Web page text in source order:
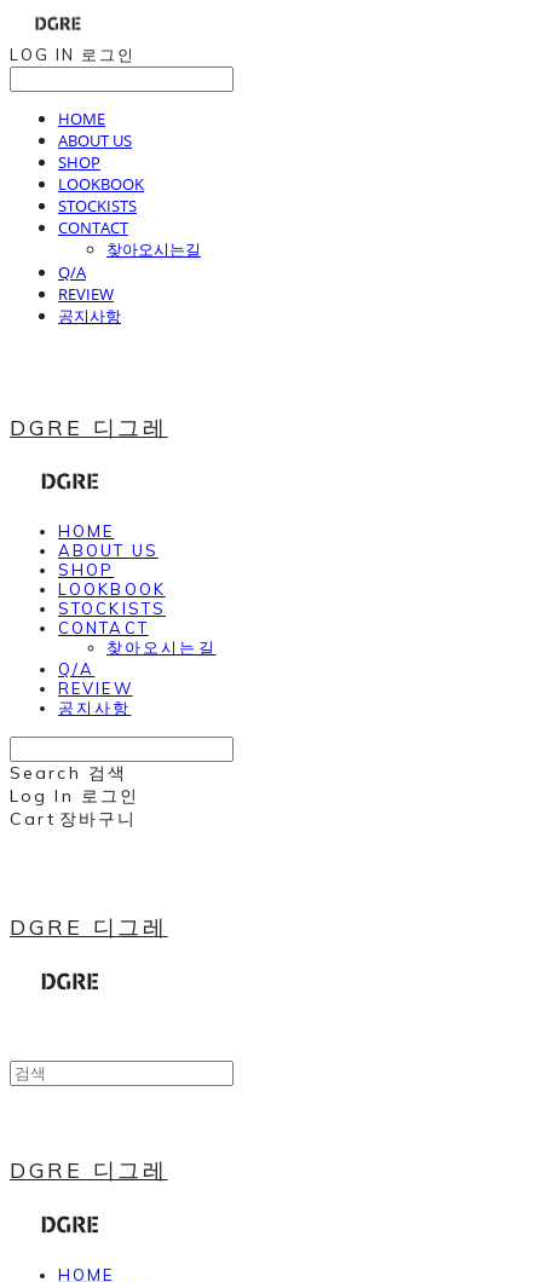
LOG IN 로그인
HOME
ABOUT US
SHOP
LOOKBOOK
STOCKISTS
CONTACT
찾아오시는길
Q/A
REVIEW
공지사항
DGRE 디그레
HOME
ABOUT US
SHOP
LOOKBOOK
STOCKISTS
CONTACT
찾아오시는길
Q/A
REVIEW
공지사항
Search 검색
Log In 로그인
Cart 장바구니
DGRE 디그레
DGRE 디그레
HOME